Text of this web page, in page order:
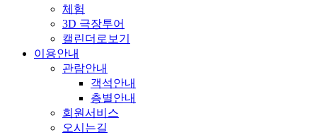
체험
3D 극장투어
캘린더로보기
이용안내
관람안내
객석안내
층별안내
회원서비스
오시는길